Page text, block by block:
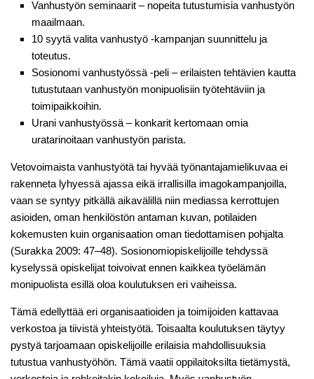
Vanhustyön seminaarit – nopeita tutustumisia vanhustyön
maailmaan.
10 syytä valita vanhustyö -kampanjan suunnittelu ja
toteutus.
Sosionomi vanhustyössä -peli – erilaisten tehtävien kautta
tutustutaan vanhustyön monipuolisiin työtehtäviin ja
toimipaikkoihin.
Urani vanhustyössä – konkarit kertomaan omia
uratarinoitaan vanhustyön parista.
Vetovoimaista vanhustyötä tai hyvää työnantajamielikuvaa ei
rakenneta lyhyessä ajassa eikä irrallisilla imagokampanjoilla,
vaan se syntyy pitkällä aikavälillä niin mediassa kerrottujen
asioiden, oman henkilöstön antaman kuvan, potilaiden
kokemusten kuin organisaation oman tiedottamisen pohjalta
(Surakka 2009: 47–48). Sosionomiopiskelijoille tehdyssä
kyselyssä opiskelijat toivoivat ennen kaikkea työelämän
monipuolista esillä oloa koulutuksen eri vaiheissa.
Tämä edellyttää eri organisaatioiden ja toimijoiden kattavaa
verkostoa ja tiivistä yhteistyötä. Toisaalta koulutuksen täytyy
pystyä tarjoamaan opiskelijoille erilaisia mahdollisuuksia
tutustua vanhustyöhön. Tämä vaatii oppilaitoksilta tietämystä,